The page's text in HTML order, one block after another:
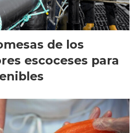
de los
escoceses para